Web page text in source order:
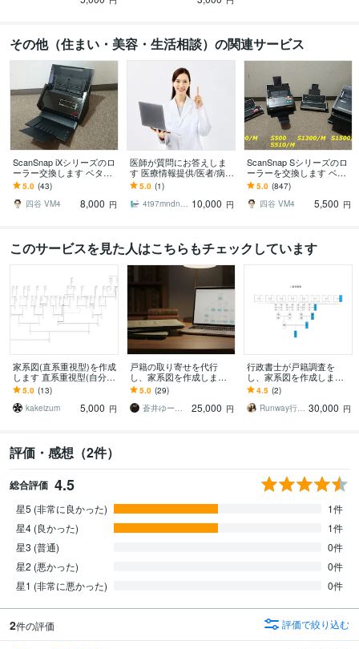
その他（住まい・美容・生活相談）の関連サービス
ScanSnap iXシリーズのロ
ーラー交換します ベタベ
タ・ドロドロのローラー
を交換し復帰させたい方
へ
5.0 (43)
四谷 VM4
8,000 円
医師が質問にお答えしま
す 医療情報提供/医者/病院
選び/医療制度/医療事故/医
療ミス
5.0 (1)
4t97mndn7q 10,000 円
ScanSnap Sシリーズのロ
ーラーを交換します ベタ
ベタ・ドロドロのローラ
ーを交換し作業復帰させ
たい方へ
5.0 (847)
四谷 VM4
5,500 円
このサービスを見た人はこちらもチェックしています
家系図(直系重視型)を作成
します 直系重視型(自分→
父母→祖父母…)の家系図
を作成します
5.0 (13)
kakeizum
5,000 円
戸籍の取り寄せを代行
し、家系図を作成します
戸籍・古い公文書の調査
から読み取れるトピック
も記載します！
5.0 (29)
蒼井ゆーり。
25,000 円
行政書士が戸籍調査を
し、家系図を作成します
あなたのルーツをたどっ
てみませんか？
4.5 (2)
Runway行政書士事務所 30,000 円
評価・感想（2件）
総合評価 4.5
星5 (非常に良かった)
1件
星4 (良かった)
1件
星3 (普通)
0件
星2 (悪かった)
0件
星1 (非常に悪かった)
0件
2件の評価 評価で絞り込む